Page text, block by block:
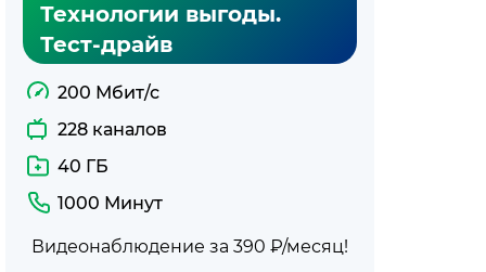
Технологии выгоды.
Тест-драйв
200 Мбит/с
228 каналов
40 ГБ
1000 Минут
Видеонаблюдение за 390 ₽/месяц!